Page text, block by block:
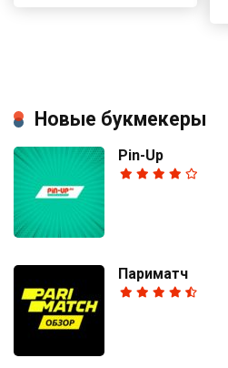
Новые букмекеры
Pin-Up
Париматч